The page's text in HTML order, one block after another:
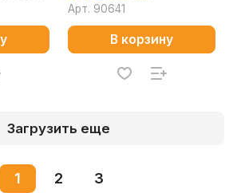
Арт. 90641
В корзину
Загрузить еще
1 2 3